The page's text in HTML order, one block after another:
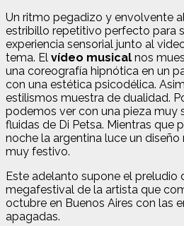
Un ritmo pegadizo y envolvente
estribillo repetitivo perfecto para
experiencia sensorial junto al
tema. El vídeo musical nos
una coreografía hipnótica en un
con una estética psicodélica.
estilismos muestra de dualidad.
podemos ver con una pieza muy
fluidas de Di Petsa. Mientras que
noche la argentina luce un
muy festivo.
Este adelanto supone el preludio
megafestival de la artista que
octubre en Buenos Aires con las
apagadas.